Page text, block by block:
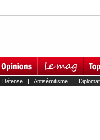
Défense| Antisémitisme|